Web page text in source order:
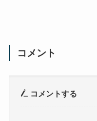
コメント
コメントする